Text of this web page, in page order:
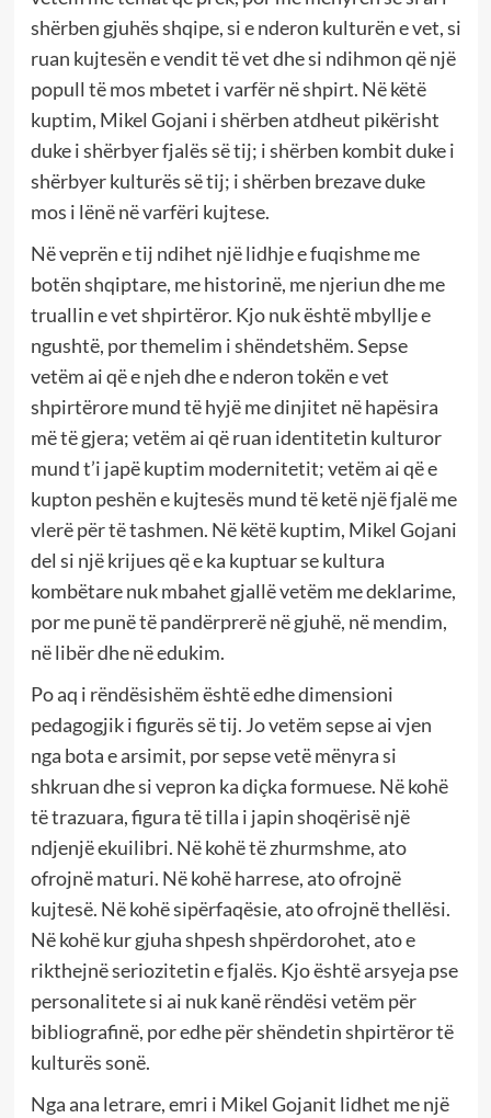
shërben gjuhës shqipe, si e nderon kulturën e vet, si
ruan kujtesën e vendit të vet dhe si ndihmon që një
popull të mos mbetet i varfër në shpirt. Në këtë
kuptim, Mikel Gojani i shërben atdheut pikërisht
duke i shërbyer fjalës së tij; i shërben kombit duke i
shërbyer kulturës së tij; i shërben brezave duke
mos i lënë në varfëri kujtese.
Në veprën e tij ndihet një lidhje e fuqishme me
botën shqiptare, me historinë, me njeriun dhe me
truallin e vet shpirtëror. Kjo nuk është mbyllje e
ngushtë, por themelim i shëndetshëm. Sepse
vetëm ai që e njeh dhe e nderon tokën e vet
shpirtërore mund të hyjë me dinjitet në hapësira
më të gjera; vetëm ai që ruan identitetin kulturor
mund t’i japë kuptim modernitetit; vetëm ai që e
kupton peshën e kujtesës mund të ketë një fjalë me
vlerë për të tashmen. Në këtë kuptim, Mikel Gojani
del si një krijues që e ka kuptuar se kultura
kombëtare nuk mbahet gjallë vetëm me deklarime,
por me punë të pandërprerë në gjuhë, në mendim,
në libër dhe në edukim.
Po aq i rëndësishëm është edhe dimensioni
pedagogjik i figurës së tij. Jo vetëm sepse ai vjen
nga bota e arsimit, por sepse vetë mënyra si
shkruan dhe si vepron ka diçka formuese. Në kohë
të trazuara, figura të tilla i japin shoqërisë një
ndjenjë ekuilibri. Në kohë të zhurmshme, ato
ofrojnë maturi. Në kohë harrese, ato ofrojnë
kujtesë. Në kohë sipërfaqësie, ato ofrojnë thellësi.
Në kohë kur gjuha shpesh shpërdorohet, ato e
rikthejnë seriozitetin e fjalës. Kjo është arsyeja pse
personalitete si ai nuk kanë rëndësi vetëm për
bibliografinë, por edhe për shëndetin shpirtëror të
kulturës sonë.
Nga ana letrare, emri i Mikel Gojanit lidhet me një